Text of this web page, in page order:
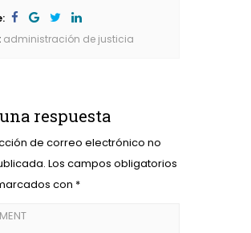
administración de justicia
respuesta
de correo electrónico no
Los campos obligatorios
con *